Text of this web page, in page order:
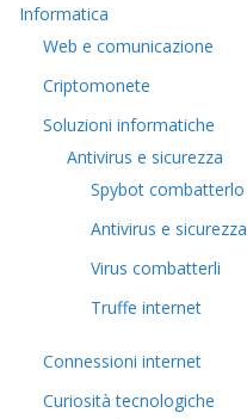
Informatica
Web e comunicazione
Criptomonete
Soluzioni informatiche
Antivirus e sicurezza
Spybot combatterlo
Antivirus e sicurezza
Virus combatterli
Truffe internet
Connessioni internet
Curiosità tecnologiche